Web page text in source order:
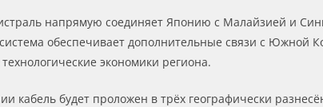
напрямую соединяет Японию с Малайзией и
обеспечивает дополнительные связи с
экономики региона.
кабель будет проложен в трёх географически